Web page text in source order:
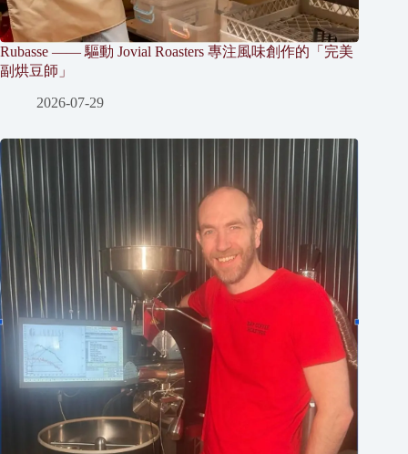
Rubasse —— 驅動 Jovial Roasters 專注風味創作的「完美
副烘豆師」
2026-07-29